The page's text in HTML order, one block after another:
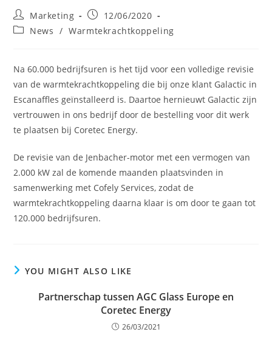
Post
author:
Marketing
Post
published:
12/06/2020
PostNews / Warmtekrachtkoppeling
Na 60.000 bedrijfsuren is het tijd voor een volledige revisie
van de warmtekrachtkoppeling die bij onze klant Galactic in
Escanaffles geïnstalleerd is. Daartoe hernieuwt Galactic zijn
vertrouwen in ons bedrijf door de bestelling voor dit werk
te plaatsen bij Coretec Energy.
De revisie van de Jenbacher-motor met een vermogen van
2.000 kW zal de komende maanden plaatsvinden in
samenwerking met Cofely Services, zodat de
warmtekrachtkoppeling daarna klaar is om door te gaan tot
120.000 bedrijfsuren.
YOU MIGHT ALSO LIKE
Partnerschap tussen AGC Glass Europe en
Coretec Energy
26/03/2021